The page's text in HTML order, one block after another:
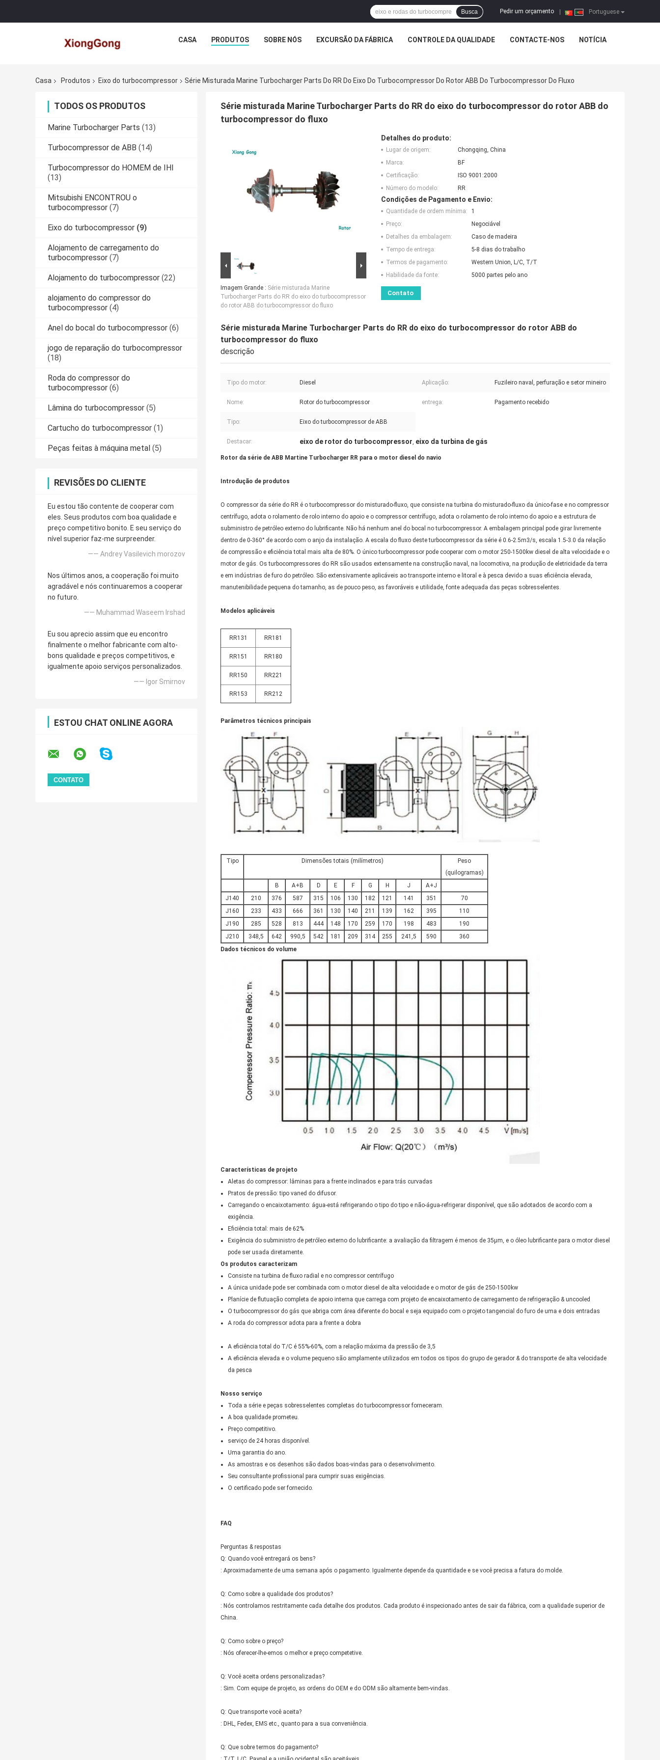
Portuguese
Pedir um orçamento
Busca
CASA PRODUTOS SOBRE NÓS EXCURSÃO DA FÁBRICA CONTROLE DA QUALIDADE CONTACTE-NOS NOTÍCIA
Casa Produtos Eixo do turbocompressor Série Misturada Marine Turbocharger Parts Do RR Do Eixo Do Turbocompressor Do Rotor ABB Do Turbocompressor Do Fluxo
TODOS OS PRODUTOS
Marine Turbocharger Parts (13)
Turbocompressor de ABB (14)
Turbocompressor do HOMEM de IHI
(13)
Mitsubishi ENCONTROU o
turbocompressor (7)
Eixo do turbocompressor (9)
Alojamento de carregamento do
turbocompressor (7)
Alojamento do turbocompressor (22)
alojamento do compressor do
turbocompressor (4)
Anel do bocal do turbocompressor (6)
jogo de reparação do turbocompressor
(18)
Roda do compressor do
turbocompressor (6)
Lâmina do turbocompressor (5)
Cartucho do turbocompressor (1)
Peças feitas à máquina metal (5)
REVISÕES DO CLIENTE
Eu estou tão contente de cooperar com
eles. Seus produtos com boa qualidade e
preço competitivo bonito. E seu serviço do
nível superior faz-me surpreender.
—— Andrey Vasilevich morozov
Nos últimos anos, a cooperação foi muito
agradável e nós continuaremos a cooperar
no futuro.
—— Muhammad Waseem Irshad
Eu sou aprecio assim que eu encontro
finalmente o melhor fabricante com alto-
bons qualidade e preços competitivos, e
igualmente apoio serviços personalizados.
—— Igor Smirnov
ESTOU CHAT ONLINE AGORA
Série misturada Marine Turbocharger Parts do RR do eixo do turbocompressor do rotor ABB do
turbocompressor do fluxo
Imagem Grande : Série misturada Marine
Turbocharger Parts do RR do eixo do turbocompressor
do rotor ABB do turbocompressor do fluxo
Detalhes do produto:
Lugar de origem:
Chongqing, China
Marca:
BF
Certificação:
ISO 9001:2000
Número do modelo:
RR
Condições de Pagamento e Envio:
Quantidade de ordem mínima:
1
Preço:
Negociável
Detalhes da embalagem:
Caso de madeira
Tempo de entrega:
5-8 dias do trabalho
Termos de pagamento:
Western Union, L/C, T/T
Habilidade da fonte:
5000 partes pelo ano
Contato
Série misturada Marine Turbocharger Parts do RR do eixo do turbocompressor do rotor ABB do
turbocompressor do fluxo
descrição
Tipo do motor: Diesel Aplicação: Fuzileiro naval, perfuração e setor mineiro
Nome: Rotor do turbocompressor entrega: Pagamento recebido
Tipo: Eixo do turbocompressor de ABB
Destacar: eixo de rotor do turbocompressor, eixo da turbina de gás
Rotor da série de ABB Martine Turbocharger RR para o motor diesel do navio
Introdução de produtos
O compressor da série do RR é o turbocompressor do misturado-fluxo, que consiste na turbina do misturado-fluxo da único-fase e no compressor
centrífugo, adota o rolamento de rolo interno do apoio e o compressor centrífugo, adota o rolamento de rolo interno do apoio e a estrutura de
subministro de petróleo externo do lubrificante. Não há nenhum anel do bocal no turbocompressor. A embalagem principal pode girar livremente
dentro de 0-360° de acordo com o anjo da instalação. A escala do fluxo deste turbocompressor da série é 0.6-2.5m3/s, escala 1.5-3.0 da relação
de compressão e eficiência total mais alta de 80%. O único turbocompressor pode cooperar com o motor 250-1500kw diesel de alta velocidade e o
motor de gás. Os turbocompressores do RR são usados extensamente na construção naval, na locomotiva, na produção de eletricidade da terra
e em indústrias de furo do petróleo. São extensivamente aplicáveis ao transporte interno e litoral e à pesca devido a suas eficiência elevada,
manutenibilidade pequena do tamanho, as de pouco peso, as favoráveis e utilidade, fonte adequada das peças sobresselentes.
Modelos aplicáveis
RR131 RR181
RR151 RR180
RR150 RR221
RR153 RR212
Parâmetros técnicos principais
Tipo Dimensões totais (milímetros)
Peso
(quilogramas)
B
A+B D E F G H J
A+J
J140
210 376 587 315 106 130 182 121 141 351
70
J160
233 433 666 361 130 140 211 139 162 395
110
J190
285 528 813 444 148 170 259 170 198 483
190
J210
348,5 642 990,5 542 181 209 314 255 241,5 590
360
Dados técnicos do volume
Características de projeto
Aletas do compressor: lâminas para a frente inclinados e para trás curvadas
Pratos de pressão: tipo vaned do difusor.
Carregando o encaixotamento: água-está refrigerando o tipo do tipo e não-água-refrigerar disponível, que são adotados de acordo com a
exigência.
Eficiência total: mais de 62%
Exigência do subministro de petróleo externo do lubrificante: a avaliação da filtragem é menos de 35μm, e o óleo lubrificante para o motor diesel
pode ser usada diretamente.
Os produtos caracterizam
Consiste na turbina de fluxo radial e no compressor centrífugo
A única unidade pode ser combinada com o motor diesel de alta velocidade e o motor de gás de 250-1500kw
Planície de flutuação completa de apoio interna que carrega com projeto de encaixotamento de carregamento de refrigeração & uncooled
O turbocompressor do gás que abriga com área diferente do bocal e seja equipado com o projeto tangencial do furo de uma e dois entradas
A roda do compressor adota para a frente a dobra
A eficiência total do T/C é 55%-60%, com a relação máxima da pressão de 3,5
A eficiência elevada e o volume pequeno são amplamente utilizados em todos os tipos do grupo de gerador & do transporte de alta velocidade
da pesca
Nosso serviço
Toda a série e peças sobresselentes completas do turbocompressor forneceram.
A boa qualidade prometeu.
Preço competitivo.
serviço de 24 horas disponível.
Uma garantia do ano.
As amostras e os desenhos são dados boas-vindas para o desenvolvimento.
Seu consultante profissional para cumprir suas exigências.
O certificado pode ser fornecido.
FAQ
Perguntas & respostas
Q: Quando você entregará os bens?
: Aproximadamente de uma semana após o pagamento. Igualmente depende da quantidade e se você precisa a fatura do molde.
Q: Como sobre a qualidade dos produtos?
: Nós controlamos restritamente cada detalhe dos produtos. Cada produto é inspecionado antes de sair da fábrica, com a qualidade superior de
China.
Q: Como sobre o preço?
: Nós oferecer-lhe-emos o melhor e preço competetive.
Q: Você aceita ordens personalizadas?
: Sim. Com equipe de projeto, as ordens do OEM e do ODM são altamente bem-vindas.
Q: Que transporte você aceita?
: DHL, Fedex, EMS etc., quanto para a sua conveniência.
Q: Que sobre termos do pagamento?